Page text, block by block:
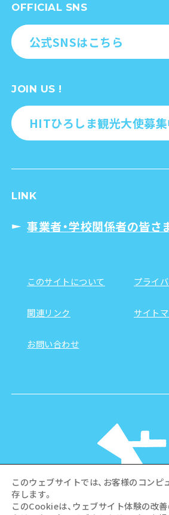
OFFICIAL SNS
公式SNSはこちら
JOIN US !
HITひろしま観光大使募集
LINK
事業者・学校関係者の皆さ
このサイトについて プライ
関連リンク サイト
お問い合わせ
このウェブサイトでは、お客様のコン
存します。
このCookieは、ウェブサイト体験の改善